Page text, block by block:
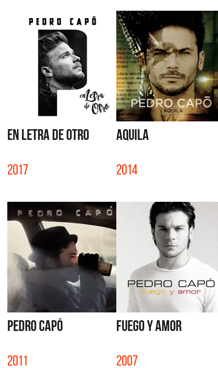
EN LETRA DE OTRO
2017
AQUILA
2014
PEDRO CAPÓ
2011
FUEGO Y AMOR
2007